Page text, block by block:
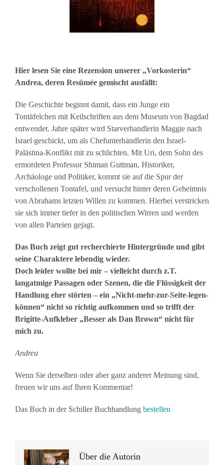
Hier lesen Sie eine Rezension unserer „Vorkosterin“
Andrea, deren Resümée gemischt ausfällt:
Die Geschichte beginnt damit, dass ein Junge ein
Tontäfelchen mit Keilschriften aus dem Museum von Bagdad
entwendet. Jahre später wird Starverhandlerin Maggie nach
Israel geschickt, um als Chefunterhändlerin den Israel-
Palästina-Konflikt mit zu schlichten. Mit Uri, dem Sohn des
ermordeten Professor Shiman Guttman, Historiker,
Archäologe und Politiker, kommt sie auf die Spur der
verschollenen Tontafel, und versucht hinter deren Geheimnis
von Abrahams letzten Willen zu kommen. Hierbei verstricken
sie sich immer tiefer in den politischen Wirren und werden
von allen Parteien gejagt.
Das Buch zeigt gut recherchierte Hintergründe und gibt
seine Charaktere lebendig wieder.
Doch leider wollte bei mir – vielleicht durch z.T.
langatmige Passagen oder Szenen, die die Flüssigkeit der
Handlung eher störten – ein „Nicht-mehr-zur-Seite-legen-
können“ nicht so richtig aufkommen und so trifft der
Brigitte-Aufkleber „Besser als Dan Brown“ nicht für
mich zu.
Andrea
Wenn Sie derselben oder aber ganz anderer Meinung sind,
freuen wir uns auf Ihren Kommentar!
Das Buch in der Schiller Buchhandlung bestellen
Über die Autorin